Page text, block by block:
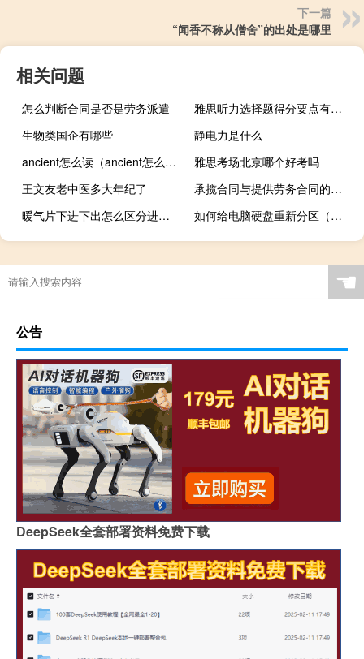
下一篇
“闻香不称从僧舍”的出处是哪里
相关问题
怎么判断合同是否是劳务派遣
雅思听力选择题得分要点有哪些
生物类国企有哪些
静电力是什么
ancient怎么读（ancient怎么读）
雅思考场北京哪个好考吗
王文友老中医多大年纪了
承揽合同与提供劳务合同的区别
暖气片下进下出怎么区分进出水口
如何给电脑硬盘重新分区（新硬盘如何分区）
☚
公告
DeepSeek全套部署资料免费下载